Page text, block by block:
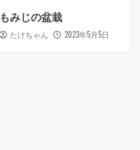
もみじの盆栽
たけちゃん 2023年5月5日